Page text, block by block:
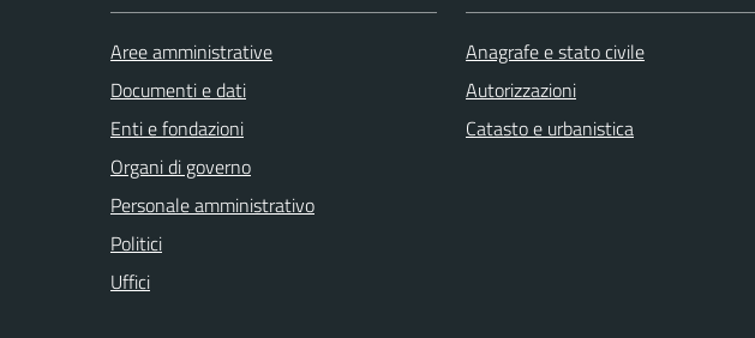
Aree amministrative
Documenti e dati
Enti e fondazioni
Organi di governo
Personale amministrativo
Politici
Uffici
Anagrafe e stato civile
Autorizzazioni
Catasto e urbanistica